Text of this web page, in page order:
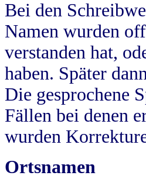
Bei den
Namen wurden
verstanden hat,
haben. Später
Die gesprochene
Fällen bei denen
wurden
Ortsnamen